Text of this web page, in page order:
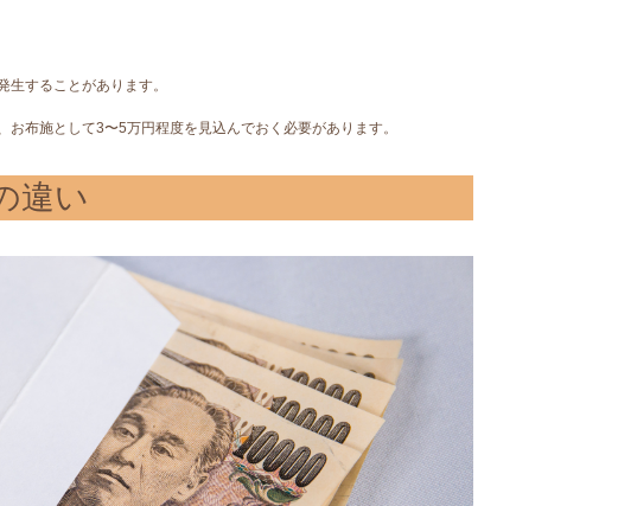
することがあります。
布施として3〜5万円程度を見込んでおく必要があります。
違い